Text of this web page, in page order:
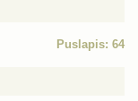
Puslapis: 64